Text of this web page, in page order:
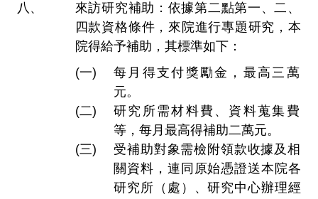
來訪研究補助：依據第二點第一、二、
四款資格條件，來院進行專題研究，本
院得給予補助，其標準如下：
每月得支付獎勵金，最高三萬
元。
研究所需材料費、資料蒐集費
等，每月最高得補助二萬元。
受補助對象需檢附領款收據及相
關資料，連同原始憑證送本院各
研究所（處）、研究中心辦理經